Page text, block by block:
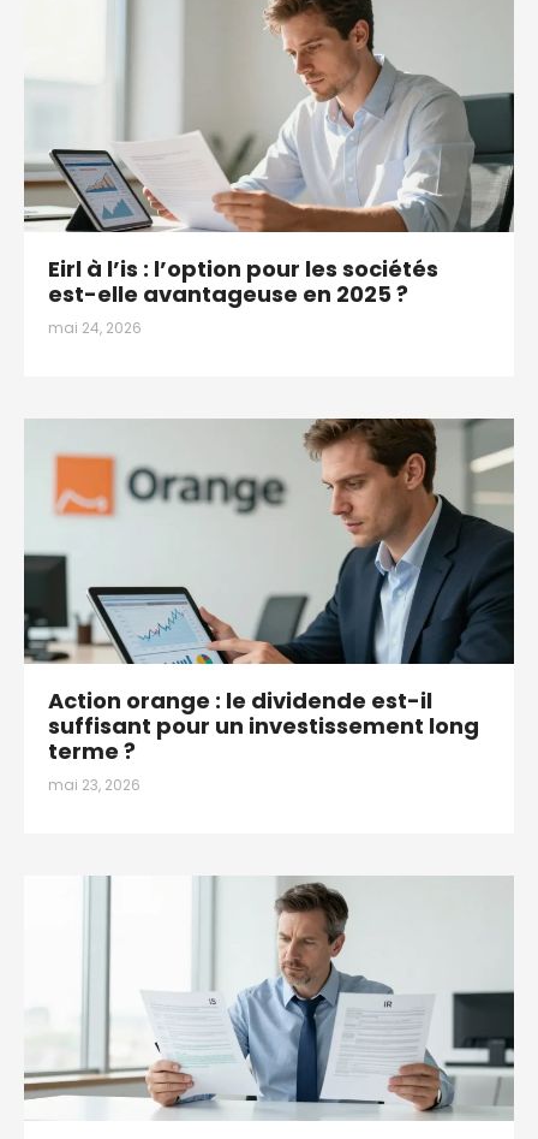
Eirl à l’is : l’option pour les sociétés
est-elle avantageuse en 2025 ?
mai 24, 2026
Action orange : le dividende est-il
suffisant pour un investissement long
terme ?
mai 23, 2026